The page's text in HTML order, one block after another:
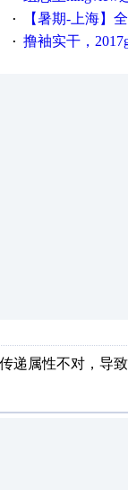
· 【暑期-上海】全国工业
· 撸袖实干，2017gongkong®第
递属性不对，导